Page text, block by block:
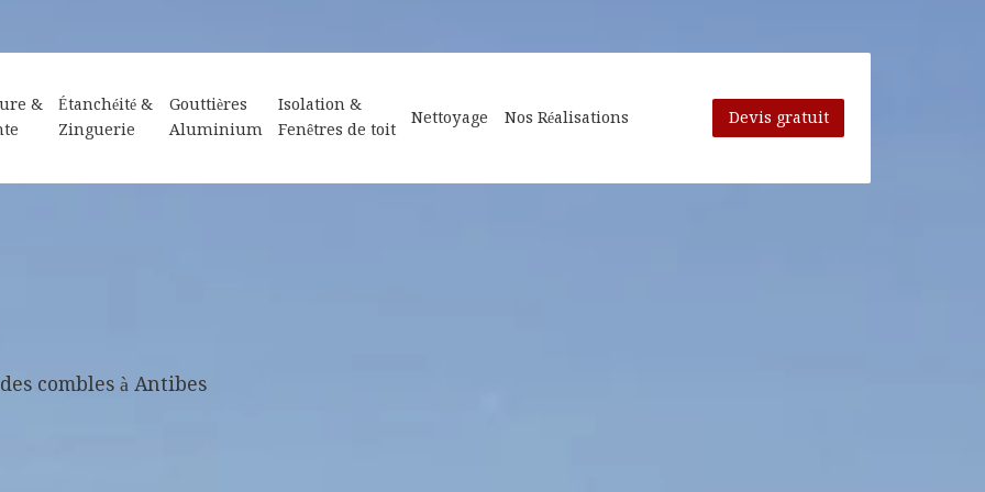
&
Étanchéité &
Zinguerie
Gouttières
Aluminium
Isolation &
Fenêtres de toit
Nettoyage Nos Réalisations Devis gratuit
combles à Antibes